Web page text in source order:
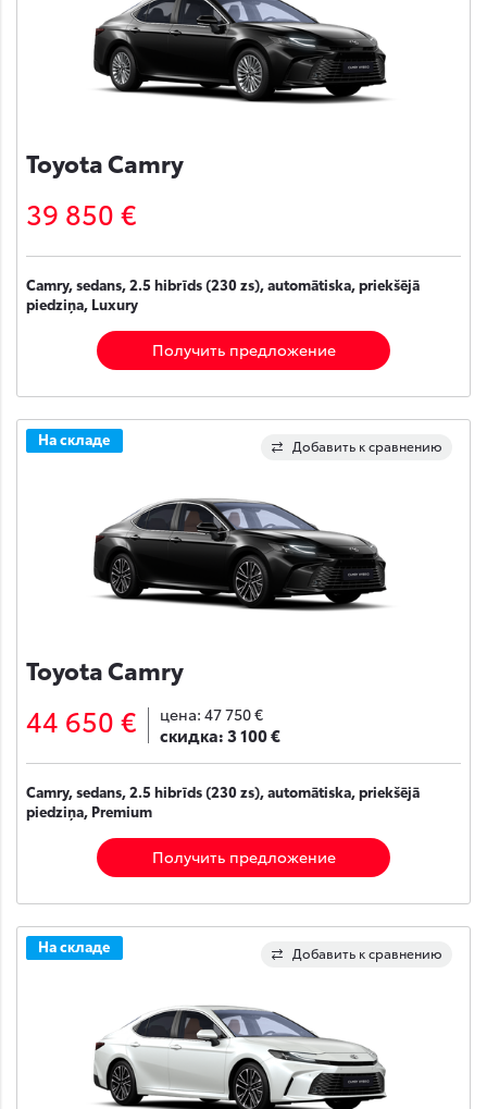
Toyota Camry
39 850 €
Camry, sedans, 2.5 hibrīds (230 zs), automātiska, priekšējā
piedziņa, Luxury
Получить предложение
Добавить к сравнению
На складе
Toyota Camry
44 650 € цена: 47 750 €
скидка:3 100 €
Camry, sedans, 2.5 hibrīds (230 zs), automātiska, priekšējā
piedziņa, Premium
Получить предложение
Добавить к сравнению
На складе